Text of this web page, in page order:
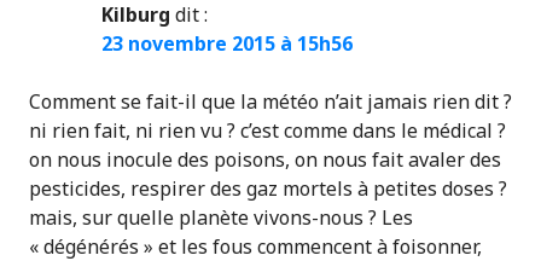
Kilburg dit :
23 novembre 2015 à 15h56
Comment se fait-il que la météo n’ait jamais rien dit ?
ni rien fait, ni rien vu ? c’est comme dans le médical ?
on nous inocule des poisons, on nous fait avaler des
pesticides, respirer des gaz mortels à petites doses ?
mais, sur quelle planète vivons-nous ? Les
« dégénérés » et les fous commencent à foisonner,